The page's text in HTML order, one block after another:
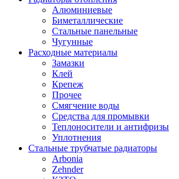
Алюминиевые
Биметаллические
Стальные панельные
Чугунные
Расходные материалы
Замазки
Клей
Крепеж
Прочее
Смягчение воды
Средства для промывки
Теплоносители и антифризы
Уплотнения
Стальные трубчатые радиаторы
Arbonia
Zehnder